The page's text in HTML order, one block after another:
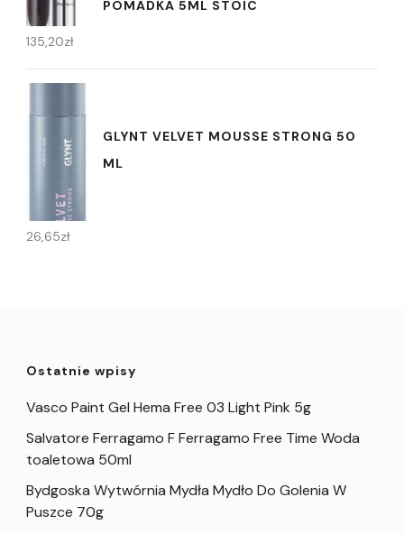
POMADKA 5ML STOIC
135,20zł
GLYNT VELVET MOUSSE STRONG 50
ML
26,65zł
Ostatnie wpisy
Vasco Paint Gel Hema Free 03 Light Pink 5g
Salvatore Ferragamo F Ferragamo Free Time Woda
toaletowa 50ml
Bydgoska Wytwórnia Mydła Mydło Do Golenia W
Puszce 70g